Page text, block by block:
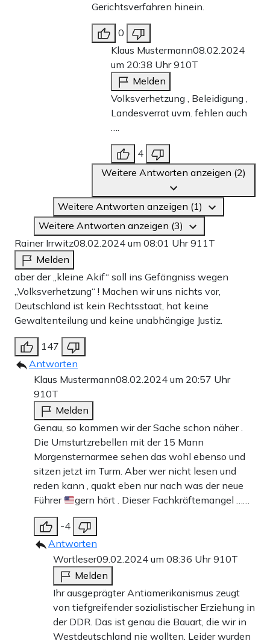
Gerichtsverfahren hinein.
0
Klaus Mustermann08.02.2024
um 20:38 Uhr910T
Melden
Volksverhetzung , Beleidigung ,
Landesverrat uvm. fehlen auch
….
4
Weitere Antworten anzeigen (2)
Weitere Antworten anzeigen (1)
Weitere Antworten anzeigen (3)
Rainer Irrwitz08.02.2024 um 08:01 Uhr911T
Melden
aber der „kleine Akif“ soll ins Gefängniss wegen
„Volksverhetzung“ ! Machen wir uns nichts vor,
Deutschland ist kein Rechtsstaat, hat keine
Gewaltenteilung und keine unabhängige Justiz.
147
Antworten
Klaus Mustermann08.02.2024 um 20:57 Uhr
910T
Melden
Genau, so kommen wir der Sache schon näher .
Die Umsturtzrebellen mit der 15 Mann
Morgensternarmee sehen das wohl ebenso und
sitzen jetzt im Turm. Aber wer nicht lesen und
reden kann , quakt eben nur nach was der neue
Führer
gern hört . Dieser Fachkräftemangel ……
-4
Antworten
Wortleser09.02.2024 um 08:36 Uhr910T
Melden
Ihr ausgeprägter Antiamerikanismus zeugt
von tiefgreifender sozialistischer Erziehung in
der DDR. Das ist genau die Bauart, die wir in
Westdeutschland nie wollten. Leider wurden